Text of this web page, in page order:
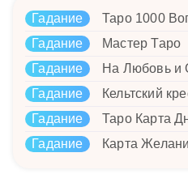
Гадание Таро 1000
Гадание
Мастер Таро
Гадание
На Любовь и
Гадание
Кельтский
Гадание
Таро Карта
Гадание
Карта